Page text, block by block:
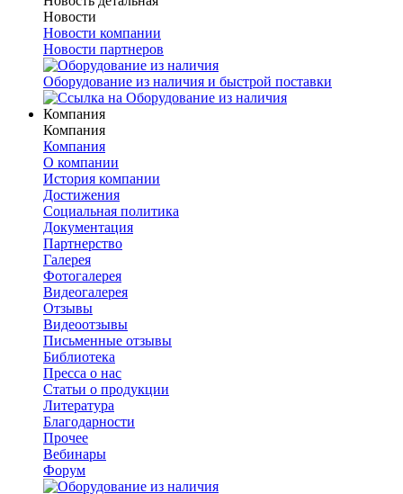
Новости
Новости компании
Новости партнеров
Оборудование из наличия и быстрой поставки
Компания
Компания
Компания
О компании
История компании
Достижения
Социальная политика
Документация
Партнерство
Галерея
Фотогалерея
Видеогалерея
Отзывы
Видеоотзывы
Письменные отзывы
Библиотека
Пресса о нас
Статьи о продукции
Литература
Благодарности
Прочее
Вебинары
Форум